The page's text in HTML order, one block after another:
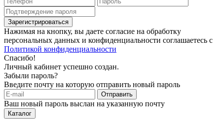
Зарегистрироваться
Нажимая на кнопку, вы даете согласие на обработку
персональных данных и конфиденциальности соглашаетесь с
Политикой конфиденциальности
Спасибо!
Личный кабинет успешно создан.
Забыли пароль?
Введите почту на которую отправить новый пароль
Отправить
Ваш новый пароль выслан на указанную почту
Каталог